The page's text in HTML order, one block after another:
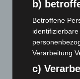
Roten Kreuz
5. August 2026
Mann läuft mit
Zeugen
5. August 2026
b)
Betroffene
Verarbeitung
c)